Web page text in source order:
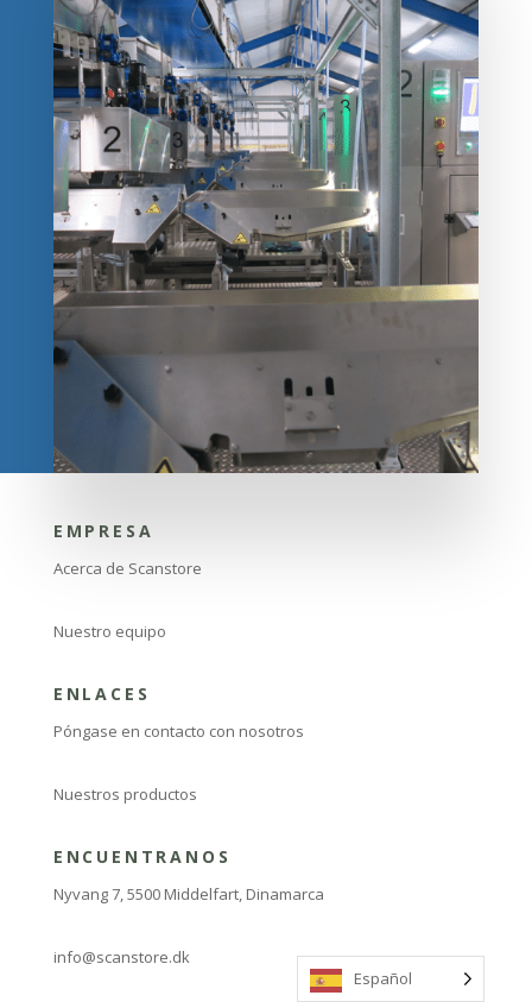
EMPRESA
Acerca de Scanstore
Nuestro equipo
ENLACES
Póngase en contacto con nosotros
Nuestros productos
ENCUENTRANOS
Nyvang 7, 5500 Middelfart, Dinamarca
info@scanstore.dk
Español